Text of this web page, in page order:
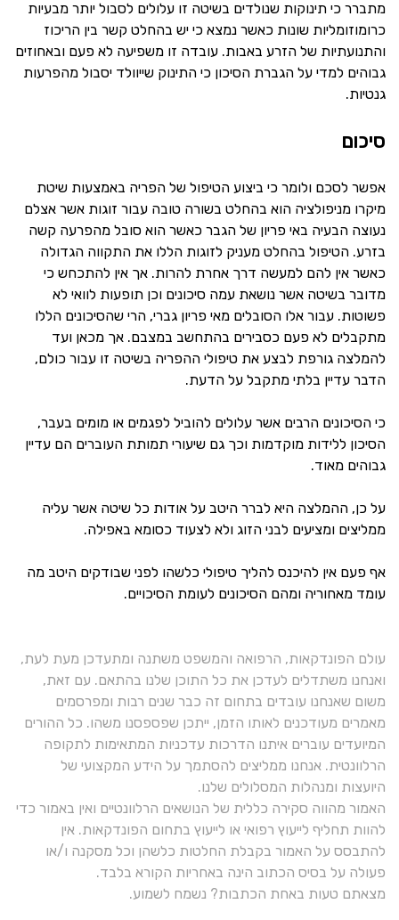
מתברר כי תינוקות שנולדים בשיטה זו עלולים לסבול יותר מבעיות
כרומוזומליות שונות כאשר נמצא כי יש בהחלט קשר בין הריכוז
והתנועתיות של הזרע באבות. עובדה זו משפיעה לא פעם ובאחוזים
גבוהים למדי על הגברת הסיכון כי התינוק שייוולד יסבול מהפרעות
גנטיות.
סיכום
אפשר לסכם ולומר כי ביצוע הטיפול של הפריה באמצעות שיטת
מיקרו מניפולציה הוא בהחלט בשורה טובה עבור זוגות אשר אצלם
נעוצה הבעיה באי פריון של הגבר כאשר הוא סובל מהפרעה קשה
בזרע. הטיפול בהחלט מעניק לזוגות הללו את התקווה הגדולה
כאשר אין להם למעשה דרך אחרת להרות. אך אין להתכחש כי
מדובר בשיטה אשר נושאת עמה סיכונים וכן תופעות לוואי לא
פשוטות. עבור אלו הסובלים מאי פריון גברי, הרי שהסיכונים הללו
מתקבלים לא פעם כסבירים בהתחשב במצבם. אך מכאן ועד
להמלצה גורפת לבצע את טיפולי ההפריה בשיטה זו עבור כולם,
הדבר עדיין בלתי מתקבל על הדעת.
כי הסיכונים הרבים אשר עלולים להוביל לפגמים או מומים בעבר,
הסיכון ללידות מוקדמות וכך גם שיעורי תמותת העוברים הם עדיין
גבוהים מאוד.
על כן, ההמלצה היא לברר היטב על אודות כל שיטה אשר עליה
ממליצים ומציעים לבני הזוג ולא לצעוד כסומא באפילה.
אף פעם אין להיכנס להליך טיפולי כלשהו לפני שבודקים היטב מה
עומד מאחוריה ומהם הסיכונים לעומת הסיכויים.
עולם הפונדקאות, הרפואה והמשפט משתנה ומתעדכן מעת לעת,
ואנחנו משתדלים לעדכן את כל התוכן שלנו בהתאם. עם זאת,
משום שאנחנו עובדים בתחום זה כבר שנים רבות ומפרסמים
מאמרים מעודכנים לאותו הזמן, ייתכן שפספסנו משהו. כל ההורים
המיועדים עוברים איתנו הדרכות עדכניות המתאימות לתקופה
הרלוונטית. אנחנו ממליצים להסתמך על הידע המקצועי של
היועצות ומנהלות המסלולים שלנו.
האמור מהווה סקירה כללית של הנושאים הרלוונטיים ואין באמור כדי
להוות תחליף לייעוץ רפואי או לייעוץ בתחום הפונדקאות. אין
להתבסס על האמור בקבלת החלטות כלשהן וכל מסקנה ו/או
פעולה על בסיס הכתוב הינה באחריות הקורא בלבד.
מצאתם טעות באחת הכתבות? נשמח לשמוע.